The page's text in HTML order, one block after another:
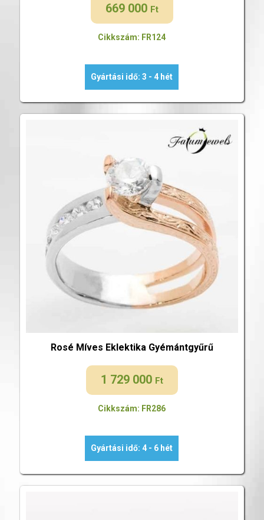
669 000 Ft
Cikkszám: FR124
Gyártási idő: 3 - 4 hét
Rosé Míves Eklektika Gyémántgyűrű
1 729 000 Ft
Cikkszám: FR286
Gyártási idő: 4 - 6 hét